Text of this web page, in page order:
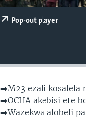
Pop-out player
➡️M23 ezali kosalela
➡️OCHA akebisi ete
➡️Wazekwa alobeli